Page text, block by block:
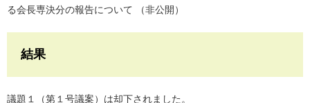
る会長専決分の報告について （非公開）
結果
議題１（第１号議案）は却下されました。